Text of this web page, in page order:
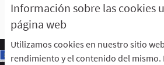
Información sobre las cookies
página web
Utilizamos cookies en nuestro sitio
rendimiento y el contenido del mismo.